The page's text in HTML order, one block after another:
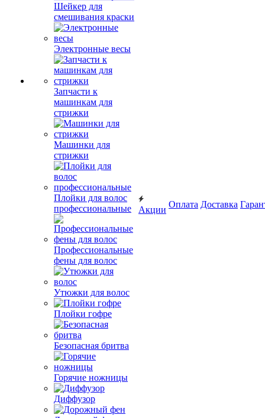
Шейкер для
смешивания краски
Электронные весы
Запчасти к
машинкам для
стрижки
Машинки для
стрижки
Плойки для волос
профессиональные
Профессиональные
фены для волос
Утюжки для волос
Плойки гофре
Безопасная бритва
Горячие ножницы
Диффузор
Акции
Оплата Доставка